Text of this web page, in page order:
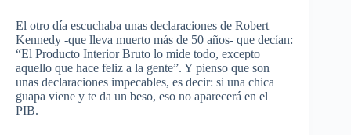
El otro día escuchaba unas declaraciones de Robert
Kennedy -que lleva muerto más de 50 años- que decían:
“El Producto Interior Bruto lo mide todo, excepto
aquello que hace feliz a la gente”. Y pienso que son
unas declaraciones impecables, es decir: si una chica
guapa viene y te da un beso, eso no aparecerá en el
PIB.